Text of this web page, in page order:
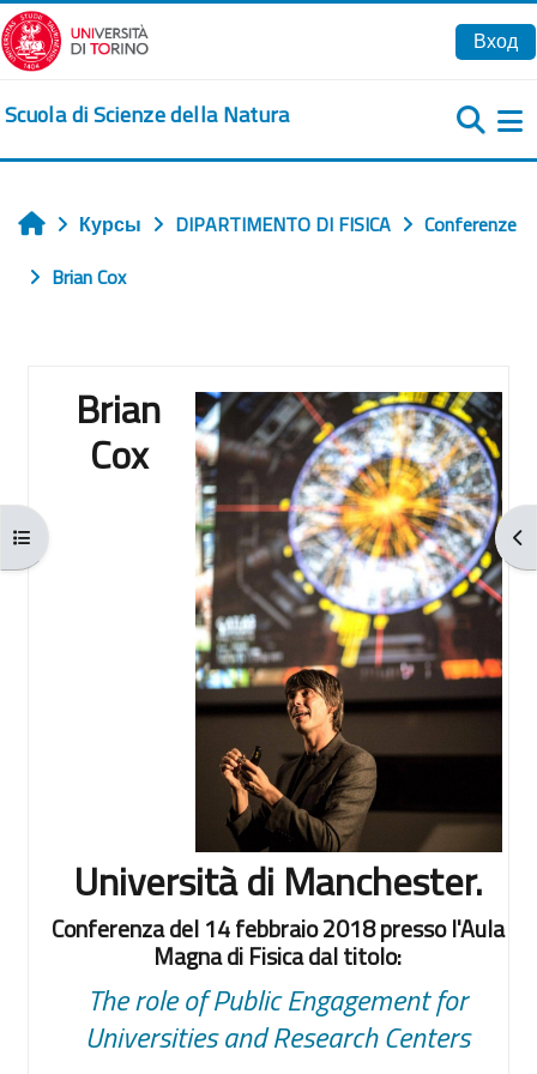
Перейти к основному содержанию
Вход
Scuola di Scienze della Natura
Открыть оглавление курса
Главная
Курсы DIPARTIMENTO DI FISICA
Conferenze
Brian Cox
Section outline
Brian
Cox
Università di Manchester.
Conferenza del 14 febbraio 2018 presso l'Aula
Magna di Fisica dal titolo:
The role of Public Engagement for
Universities and Research Centers